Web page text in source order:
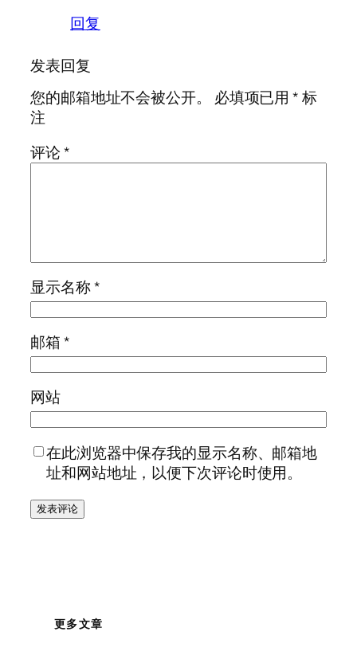
回复
发表回复
您的邮箱地址不会被公开。
必填项已用*标
注
评论*
显示名称*
邮箱*
网站
在此浏览器中保存我的显示名称、邮箱地
址和网站地址，以便下次评论时使用。
更多文章